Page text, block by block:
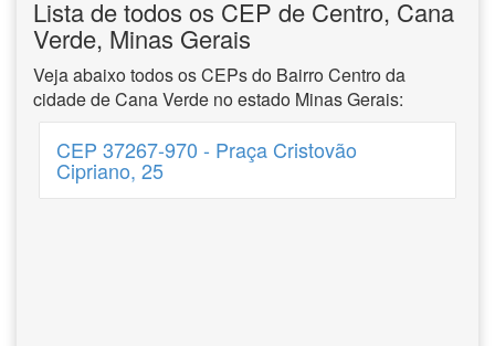
Lista de todos os CEP de Centro, Cana
Verde, Minas Gerais
Veja abaixo todos os CEPs do Bairro Centro da
cidade de Cana Verde no estado Minas Gerais:
CEP 37267-970 - Praça Cristovão
Cipriano, 25